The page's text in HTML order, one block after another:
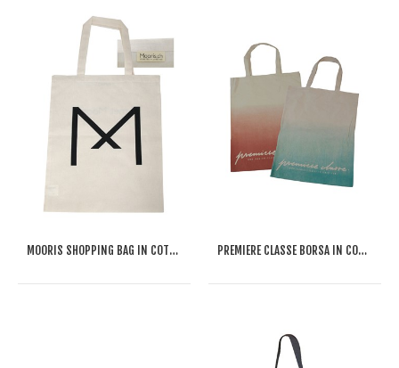
MOORIS SHOPPING BAG IN COTONE FAIRTRADE PREMIERE CLASSE BORSA IN COTONE